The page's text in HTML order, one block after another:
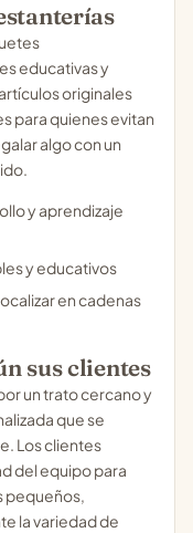
educativas y
originales
para quienes evitan
algo con un
y aprendizaje
y educativos
en cadenas
sus clientes
un trato cercano y
que se
Los clientes
del equipo para
pequeños,
la variedad de